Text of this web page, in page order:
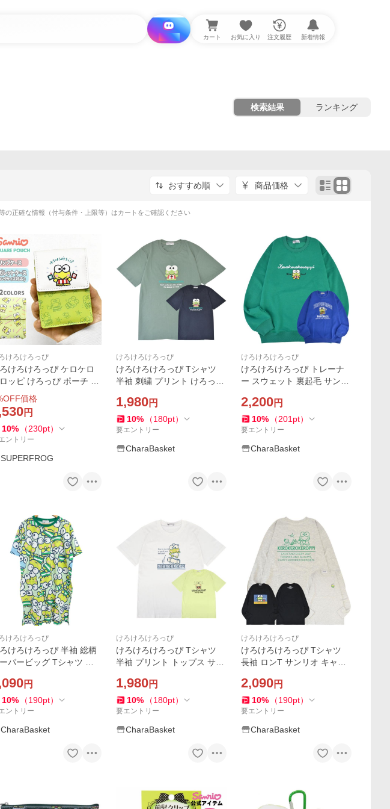
i と探す カート お気に入り 注文履歴 新着情報
検索結果 ランキング
おすすめ順 商品価格
の正確な情報（付与条件・上限等）はカートをご確認ください
けろけろっぴ
けろけろっぴ ケロケロ
ッピ けろっぴ ポーチ グ
ズ リップケース リップポ
キャラクター 小物入れ
ポーチ コスメポーチ お
れ ミニポーチ
価格
円
10% （230pt）
ントリー
SUPERFROG
けろけろけろっぴ
けろけろけろっぴ Tシャツ
半袖 刺繍 プリント けろっぴ
オ キャラクターズ メンズ レ
ディース
1,980円
10% （180pt）
要エントリー
CharaBasket
けろけろけろっぴ
けろけろけろっぴ トレーナ
ー スウェット 裏起毛 サンリ
刺繍 メンズ レディース
2,200円
10% （201 pt）
要エントリー
CharaBasket
けろけろっぴ
けろけろっぴ 半袖 総柄
パービッグ Tシャツ ト
メンズ レディース 夏 サ
オ キャラクターズ
円
10% （190pt）
ントリー
CharaBasket
けろけろけろっぴ
けろけろけろっぴ Tシャツ
半袖 プリント トップス サン
1,980円
10% （180pt）
要エントリー
CharaBasket
けろけろけろっぴ
けろけろけろっぴ Tシャツ
長袖 ロンT サンリオ キャラ
ディース
2,090円
10% （190pt）
要エントリー
CharaBasket